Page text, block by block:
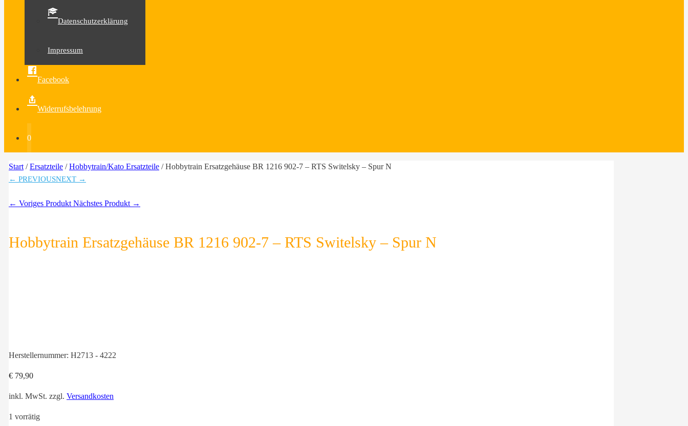
Datenschutzerklärung
Impressum
Facebook
Widerrufsbelehrung
0
Start /Ersatzteile /Hobbytrain/Kato Ersatzteile / Hobbytrain Ersatzgehäuse BR 1216 902-7 – RTS Switelsky – Spur N
← PREVIOUSNEXT →
← Voriges Produkt Nächstes Produkt →
Hobbytrain Ersatzgehäuse BR 1216 902-7 – RTS Switelsky – Spur N
Herstellernummer: H2713 - 4222
€ 79,90
inkl. MwSt. zzgl. Versandkosten
1 vorrätig